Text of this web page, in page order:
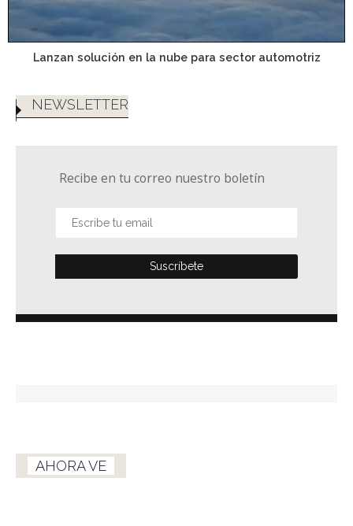
Lanzan solución en la nube para sector automotriz
NEWSLETTER
Recibe en tu correo nuestro boletín
AHORA VE